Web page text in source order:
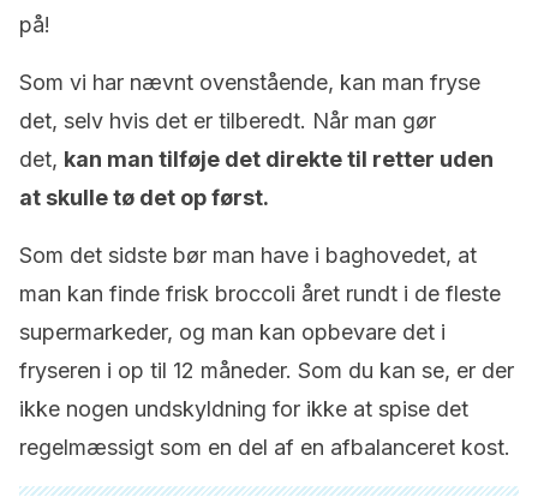
på!
Som vi har nævnt ovenstående, kan man fryse
det, selv hvis det er tilberedt. Når man gør
det, kan man tilføje det direkte til retter uden
at skulle tø det op først.
Som det sidste bør man have i baghovedet, at
man kan finde frisk broccoli året rundt i de fleste
supermarkeder, og man kan opbevare det i
fryseren i op til 12 måneder. Som du kan se, er der
ikke nogen undskyldning for ikke at spise det
regelmæssigt som en del af en afbalanceret kost.